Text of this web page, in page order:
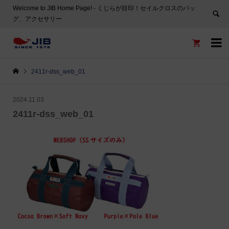
Welcome to JIB Home Page! ‐ くじらが目印！セイルクロスのバッ
グ、アクセサリー


2411r-dss_web_01
2024.11.03
2411r-dss_web_01